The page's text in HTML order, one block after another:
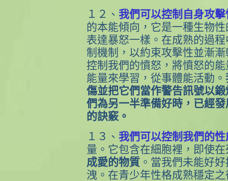
１２、 我們可以控制自身攻
的本能傾向，它是一種生物
表達暴怒一樣。在成熟的過
制機制，以約束攻擊性並漸
控制我們的憤怒，將憤怒的
能量來學習，從事體能活動。
傷並把它們當作警告訊號以
們為另一半準備好時，已經
的訣竅。
１３、 我們可以控制我們的性
量。它包含在細胞裡，即使
成愛的物質 。當我們未能好
洩。在青少年性格成熟穩定